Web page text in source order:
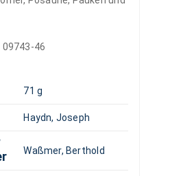
09743-46
71 g
Haydn, Joseph
Waßmer, Berthold